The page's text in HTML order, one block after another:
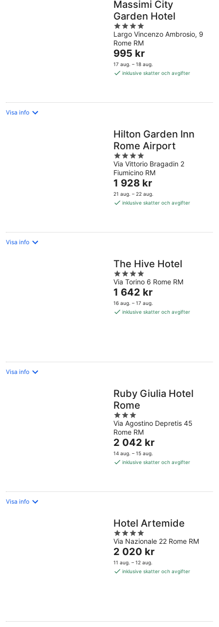
Massimi City
Garden Hotel
4
out
of
5
Largo Vincenzo Ambrosio, 9
Rome RM
Priset
är
995 kr
995 kr
17 aug. – 18 aug.
inklusive skatter och avgifter
Visa info
Hilton Garden Inn
Rome Airport
4
out
of
5
Via Vittorio Bragadin 2
Fiumicino RM
Priset
är
1 928 kr
1 928 kr
21 aug. – 22 aug.
inklusive skatter och avgifter
Visa info
The Hive Hotel
4
out
of
5
Via Torino 6 Rome RM
Priset
är
1 642 kr
1 642 kr
16 aug. – 17 aug.
inklusive skatter och avgifter
Visa info
Ruby Giulia Hotel
Rome
3
out
of
5
Via Agostino Depretis 45
Rome RM
Priset
är
2 042 kr
2 042 kr
14 aug. – 15 aug.
inklusive skatter och avgifter
Visa info
Hotel Artemide
4
out
of
5
Via Nazionale 22 Rome RM
Priset
är
2 020 kr
2 020 kr
11 aug. – 12 aug.
inklusive skatter och avgifter